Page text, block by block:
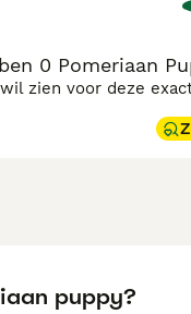
0 Pomeriaan
zien voor deze
puppy?